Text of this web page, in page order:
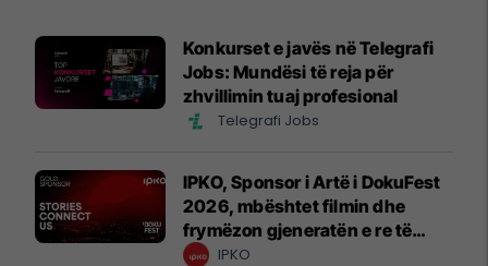
Konkurset e javës në Telegrafi
Jobs: Mundësi të reja për
zhvillimin tuaj profesional
Telegrafi Jobs
IPKO, Sponsor i Artë i DokuFest
2026, mbështet filmin dhe
frymëzon gjeneratën e re të
krijuesve
IPKO